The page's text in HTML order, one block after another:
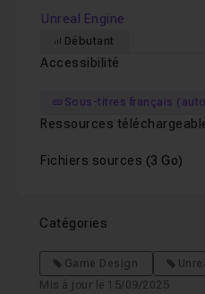
Unreal Engine
Débutant
Accessibilité
Sous-titres français
Ressources
Fichiers sources (3 Go)
Catégories
Game Design
Mis à jour le 15/09/2025